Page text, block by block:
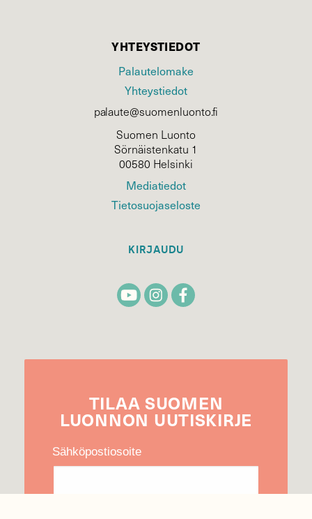
YHTEYSTIEDOT
Palautelomake
Yhteystiedot
palaute@suomenluonto.fi
Suomen Luonto
Sörnäistenkatu 1
00580 Helsinki
Mediatiedot
Tietosuojaseloste
KIRJAUDU
TILAA SUOMEN
LUONNON UUTIS­KIRJE
Sähköpostiosoite